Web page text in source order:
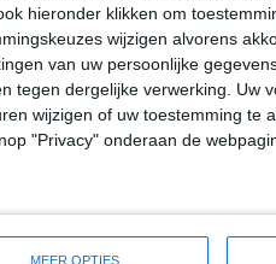
hieronder klikken om
wijzigen alvorens
van uw persoonlijke
tegen dergelijke verwerking. Uw
wijzigen of uw toestemming te
"Privacy" onderaan de
MEER OPTIES
09:00 12:00
1 NO 1 WNW 1
09:00 12:00
uitgebreide weersverwachting